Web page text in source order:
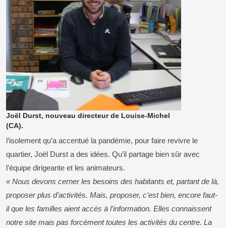
Joël Durst, nouveau directeur de Louise-Michel
(CA).
l’isolement qu’a accentué la pandémie, pour faire revivre le
quartier, Joël Durst a des idées. Qu’il partage bien sûr avec
l’équipe dirigeante et les animateurs.
« Nous devons cerner les besoins des habitants et, partant de là,
proposer plus d’activités. Mais, proposer, c’est bien, encore faut-
il que les familles aient accès à l’information. Elles connaissent
notre site mais pas forcément toutes les activités du centre. La